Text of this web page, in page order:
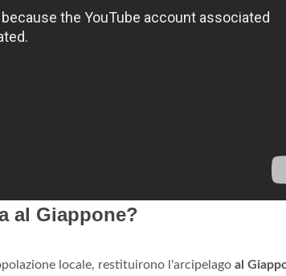
al Giappone?
locale, restituirono l'arcipelago al